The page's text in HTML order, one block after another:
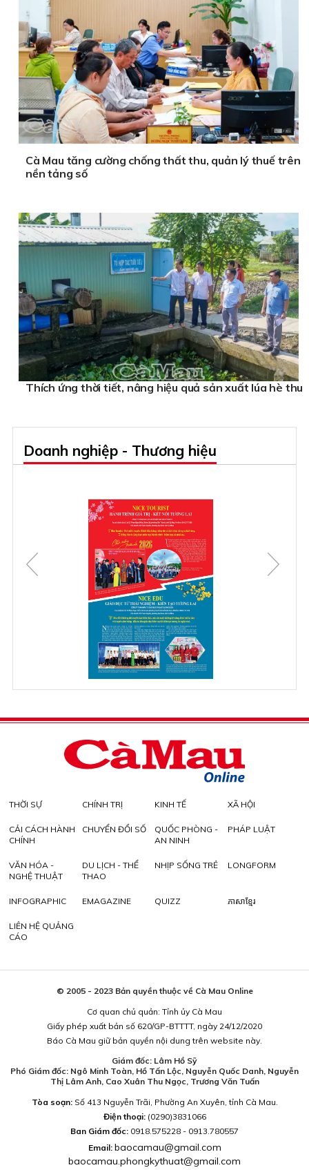
Cà Mau tăng cường chống thất thu, quản lý thuế trên
nền tảng số
Thích ứng thời tiết, nâng hiệu quả sản xuất lúa hè thu
Doanh nghiệp - Thương hiệu
THỜI SỰ CHÍNH TRỊ KINH TẾ XÃ HỘI
CẢI CÁCH HÀNH
CHÍNH
CHUYỂN ĐỔI SỐ
QUỐC PHÒNG -
AN NINH
PHÁP LUẬT
VĂN HÓA -
NGHỆ THUẬT
DU LỊCH - THỂ
THAO
NHỊP SỐNG TRẺ LONGFORM
INFOGRAPHIC EMAGAZINE QUIZZ ភាសាខ្មែរ
LIÊN HỆ QUẢNG
CÁO
© 2005 - 2023 Bản quyền thuộc về Cà Mau Online
Cơ quan chủ quản: Tỉnh ủy Cà Mau
Giấy phép xuất bản số 620/GP-BTTTT, ngày 24/12/2020
Báo Cà Mau giữ bản quyền nội dung trên website này.
Giám đốc: Lâm Hồ Sỹ
Phó Giám đốc: Ngô Minh Toàn, Hồ Tấn Lộc, Nguyễn Quốc Danh, Nguyễn
Thị Lâm Anh, Cao Xuân Thu Ngọc, Trương Văn Tuấn
Tòa soạn:Số 413 Nguyễn Trãi, Phường An Xuyên, tỉnh Cà Mau.
Điện thoại: (0290)3831066
Ban Giám đốc: 0918.575228 - 0913.780557
Email: baocamau@gmail.com
baocamau.phongkythuat@gmail.com